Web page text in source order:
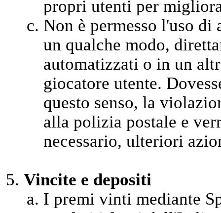
propri utenti per
Non è permesso l'uso
un qualche modo,
automatizzati o in un
giocatore utente.
questo senso, la
alla polizia postale e
necessario, ulteriori
Vincite e depositi
I premi vinti mediante